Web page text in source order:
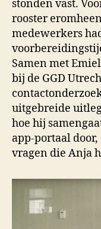
stonden vast.
rooster
medewerkers
Samen met
bij de GGD
uitgebreide
hoe hij
app-portaal
vragen die Anja